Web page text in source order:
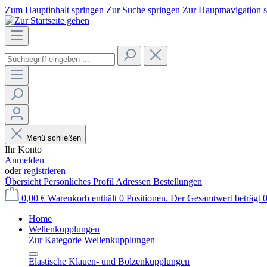
Zum Hauptinhalt springen Zur Suche springen Zur Hauptnavigation
Menü schließen
Ihr Konto
Anmelden
oderregistrieren
Übersicht Persönliches Profil Adressen Bestellungen
0,00 € Warenkorb enthält 0 Positionen. Der Gesamtwert beträgt
Home
Wellenkupplungen
Zur Kategorie Wellenkupplungen
Elastische Klauen- und Bolzenkupplungen